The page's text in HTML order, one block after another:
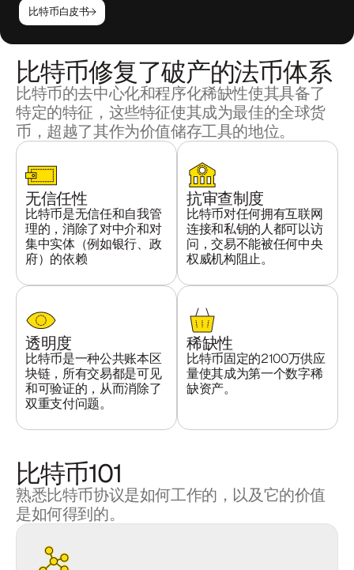
比特币白皮书
比特币修复了破产的法币体系
比特币的去中心化和程序化稀缺性使其具备了
特定的特征，这些特征使其成为最佳的全球货
币，超越了其作为价值储存工具的地位。
无信任性
比特币是无信任和自我管
理的，消除了对中介和对
集中实体（例如银行、政
府）的依赖
抗审查制度
比特币对任何拥有互联网
连接和私钥的人都可以访
问，交易不能被任何中央
权威机构阻止。
透明度
比特币是一种公共账本区
块链，所有交易都是可见
和可验证的，从而消除了
双重支付问题。
稀缺性
比特币固定的2100万供应
量使其成为第一个数字稀
缺资产。
比特币101
熟悉比特币协议是如何工作的，以及它的价值
是如何得到的。